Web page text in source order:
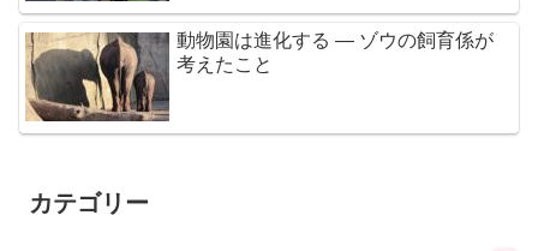
動物園は進化する ― ゾウの飼育係が
考えたこと
カテゴリー